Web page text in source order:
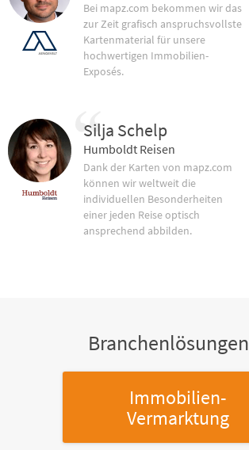
Bei mapz.com bekommen wir das
zur Zeit grafisch anspruchsvollste
Kartenmaterial für unsere
hochwertigen Immobilien-
Exposés.
Silja Schelp
Humboldt Reisen
Dank der Karten von mapz.com
können wir weltweit die
individuellen Besonderheiten
einer jeden Reise optisch
ansprechend abbilden.
Branchenlösungen
Immobilien-
Vermarktung